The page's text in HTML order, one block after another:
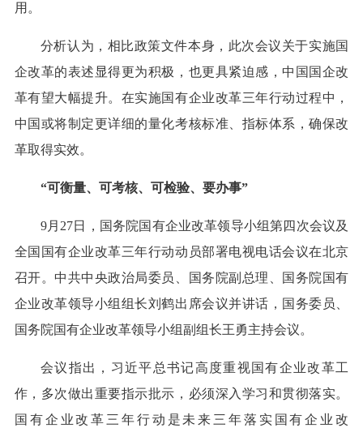
用。
分析认为，相比政策文件本身，此次会议关于实施国
企改革的表述显得更为积极，也更具紧迫感，中国国企改
革有望大幅提升。在实施国有企业改革三年行动过程中，
中国或将制定更详细的量化考核标准、指标体系，确保改
革取得实效。
“可衡量、可考核、可检验、要办事”
9月27日，国务院国有企业改革领导小组第四次会议及
全国国有企业改革三年行动动员部署电视电话会议在北京
召开。中共中央政治局委员、国务院副总理、国务院国有
企业改革领导小组组长刘鹤出席会议并讲话，国务委员、
国务院国有企业改革领导小组副组长王勇主持会议。
会议指出，习近平总书记高度重视国有企业改革工
作，多次做出重要指示批示，必须深入学习和贯彻落实。
国有企业改革三年行动是未来三年落实国有企业改